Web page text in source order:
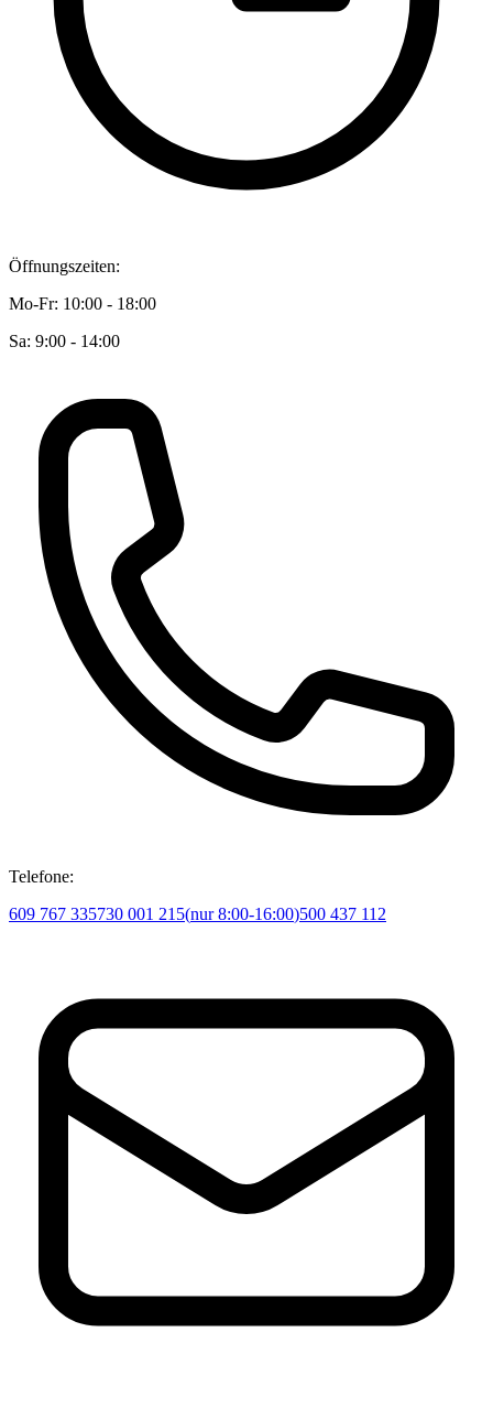
Öffnungszeiten:
Mo-Fr: 10:00 - 18:00
Sa: 9:00 - 14:00
Telefone:
609 767 335730 001 215(nur 8:00-16:00)500 437 112